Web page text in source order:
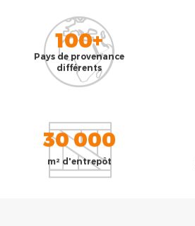
100+
Pays de provenance
différents
30 000
m² d'entrepôt